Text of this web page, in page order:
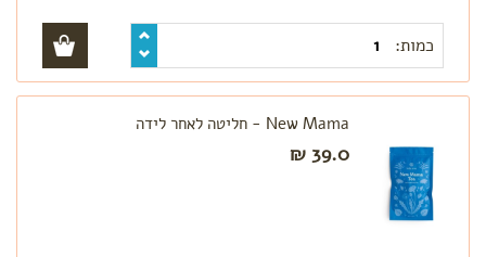
כמות:
New Mama - חליטה לאחר לידה
39.0 ₪